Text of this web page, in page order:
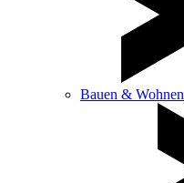
Bauen & Wohnen